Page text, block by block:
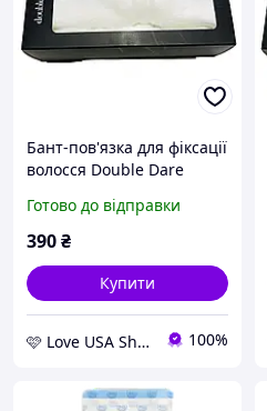
Бант-пов'язка для фіксації
волосся Double Dare
White
Готово до відправки
390₴
Купити
🩷 Love USA Shop 🩷 100%